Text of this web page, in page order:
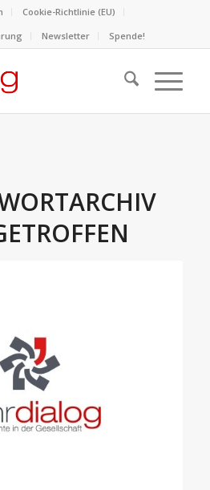
Cookie-Richtlinie (EU)
Newsletter Spende!